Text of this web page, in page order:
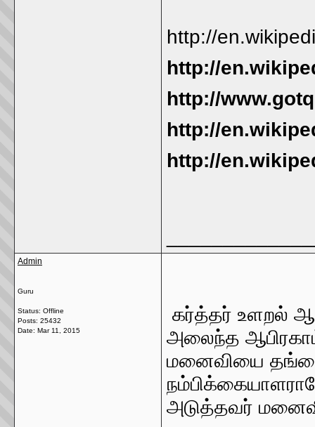
http://
http://
http://
http://
http://
Admin
Guru
Status: Offline
Posts: 25432
Date: Mar 11, 2015
கர்த்தர் உளறல்
அலைந்த
மனைவியை தங்கை
அடுத்தவர்